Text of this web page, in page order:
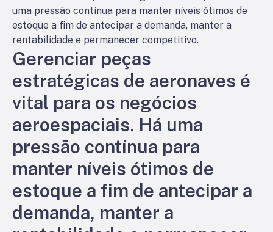
uma pressão contínua para manter níveis ótimos de
estoque a fim de antecipar a demanda, manter a
rentabilidade e permanecer competitivo.
Gerenciar peças
estratégicas de aeronaves é
vital para os negócios
aeroespaciais. Há uma
pressão contínua para
manter níveis ótimos de
estoque a fim de antecipar a
demanda, manter a